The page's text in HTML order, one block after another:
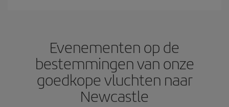
Evenementen op de
bestemmingen van onze
goedkope vluchten naar
Newcastle